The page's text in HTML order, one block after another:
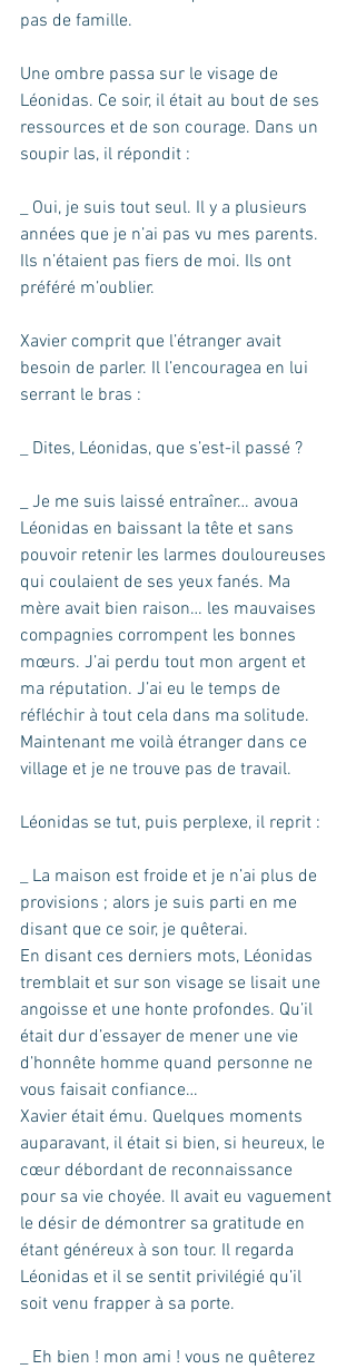
pas de famille.
Une ombre passa sur le visage de
Léonidas. Ce soir, il était au bout de ses
ressources et de son courage. Dans un
soupir las, il répondit :
_ Oui, je suis tout seul. Il y a plusieurs
années que je n’ai pas vu mes parents.
Ils n’étaient pas fiers de moi. Ils ont
préféré m’oublier.
Xavier comprit que l’étranger avait
besoin de parler. Il l’encouragea en lui
serrant le bras :
_ Dites, Léonidas, que s’est-il passé ?
_ Je me suis laissé entraîner… avoua
Léonidas en baissant la tête et sans
pouvoir retenir les larmes douloureuses
qui coulaient de ses yeux fanés. Ma
mère avait bien raison… les mauvaises
compagnies corrompent les bonnes
mœurs. J’ai perdu tout mon argent et
ma réputation. J’ai eu le temps de
réfléchir à tout cela dans ma solitude.
Maintenant me voilà étranger dans ce
village et je ne trouve pas de travail.
Léonidas se tut, puis perplexe, il reprit :
_ La maison est froide et je n’ai plus de
provisions ; alors je suis parti en me
disant que ce soir, je quêterai.
En disant ces derniers mots, Léonidas
tremblait et sur son visage se lisait une
angoisse et une honte profondes. Qu’il
était dur d’essayer de mener une vie
d’honnête homme quand personne ne
vous faisait confiance…
Xavier était ému. Quelques moments
auparavant, il était si bien, si heureux, le
cœur débordant de reconnaissance
pour sa vie choyée. Il avait eu vaguement
le désir de démontrer sa gratitude en
étant généreux à son tour. Il regarda
Léonidas et il se sentit privilégié qu’il
soit venu frapper à sa porte.
_ Eh bien ! mon ami ! vous ne quêterez